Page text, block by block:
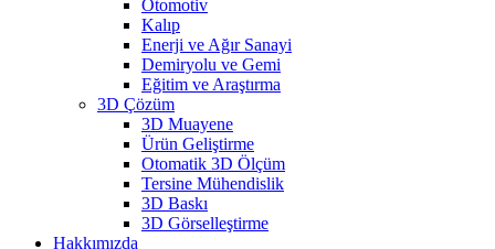
Otomotiv
Kalıp
Enerji ve Ağır Sanayi
Demiryolu ve Gemi
Eğitim ve Araştırma
3D Çözüm
3D Muayene
Ürün Geliştirme
Otomatik 3D Ölçüm
Tersine Mühendislik
3D Baskı
3D Görselleştirme
Hakkımızda